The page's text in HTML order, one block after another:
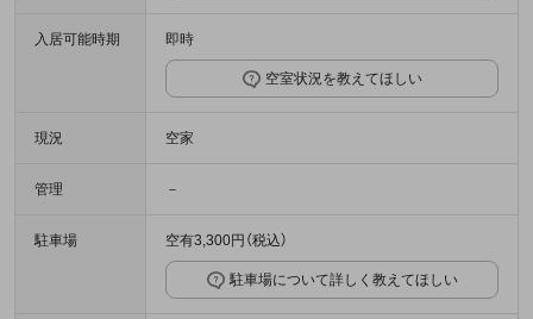
入居可能時期 即時
空室状況を教えてほしい
現況 空家
管理 －
駐車場 空有3,300円（税込）
駐車場について詳しく教えてほしい